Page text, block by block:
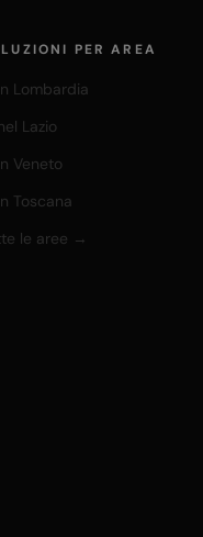
PER AREA
Lombardia
Lazio
Veneto
Toscana
le aree →